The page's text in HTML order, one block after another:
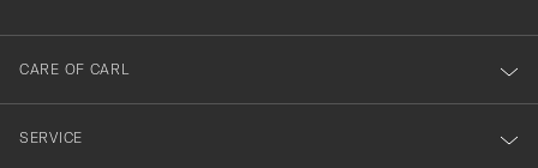
dig
till
vårt
nyhetsbrev!
CARE OF CARL
SERVICE